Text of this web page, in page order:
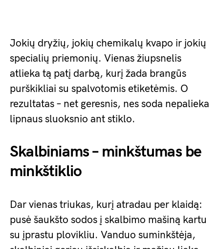
Jokių dryžių, jokių chemikalų kvapo ir jokių
specialių priemonių. Vienas žiupsnelis
atlieka tą patį darbą, kurį žada brangūs
purškikliai su spalvotomis etiketėmis. O
rezultatas – net geresnis, nes soda nepalieka
lipnaus sluoksnio ant stiklo.
Skalbiniams – minkštumas be
minkštiklio
Dar vienas triukas, kurį atradau per klaidą:
pusė šaukšto sodos į skalbimo mašiną kartu
su įprastu plovikliu. Vanduo suminkštėja,